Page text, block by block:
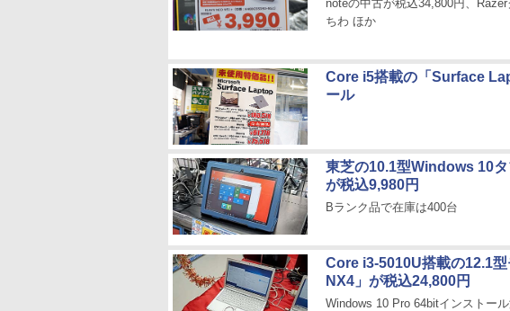
noteの中古が税込34,800円、
ちわ ほか
Core i5搭載の「Surface
ール
東芝の10.1型Windows 10
が税込9,980円
Bランク品で在庫は400台
Core i3-5010U搭載の12.1
NX4」が税込24,800円
Windows 10 Pro 64bitインストー